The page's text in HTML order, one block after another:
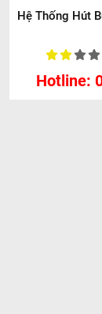
Hệ Thống Hút
Hotline: